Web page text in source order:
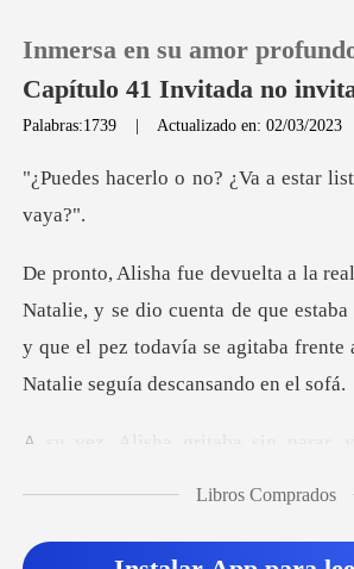
Historia
Salir
Inmersa en su amor
Capítulo 41 Invitada no
Palabras:1739 | Actualizado en: 02/03/2023
? ¿Va a estar
e dio cuenta de que
y que el pez todavía se ag
Libros Comprados